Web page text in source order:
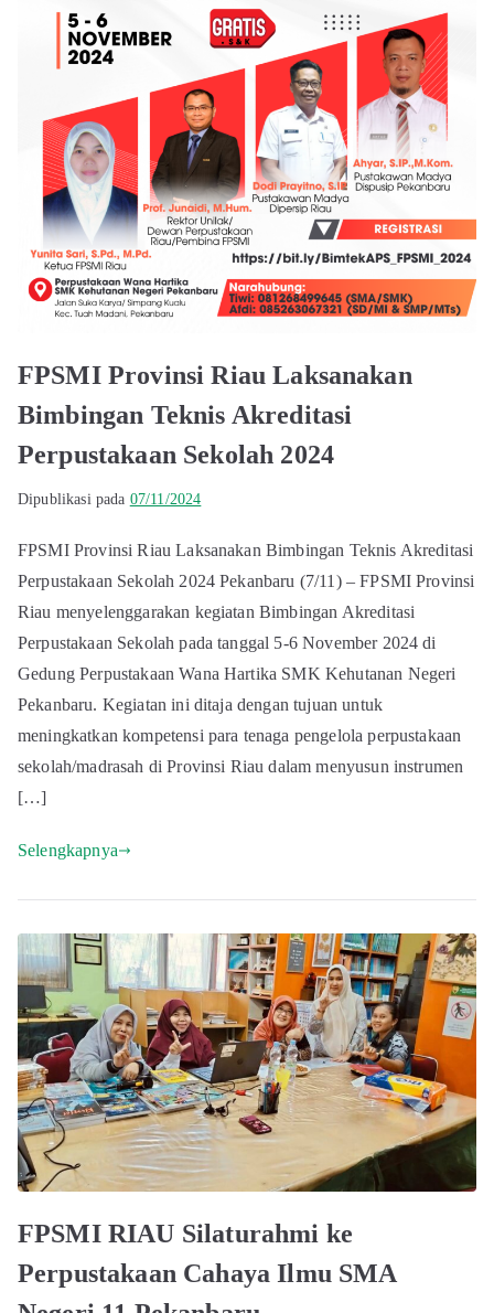
FPSMI Provinsi Riau Laksanakan
Bimbingan Teknis Akreditasi
Perpustakaan Sekolah 2024
Dipublikasi pada 07/11/2024
FPSMI Provinsi Riau Laksanakan Bimbingan Teknis Akreditasi
Perpustakaan Sekolah 2024 Pekanbaru (7/11) – FPSMI Provinsi
Riau menyelenggarakan kegiatan Bimbingan Akreditasi
Perpustakaan Sekolah pada tanggal 5-6 November 2024 di
Gedung Perpustakaan Wana Hartika SMK Kehutanan Negeri
Pekanbaru. Kegiatan ini ditaja dengan tujuan untuk
meningkatkan kompetensi para tenaga pengelola perpustakaan
sekolah/madrasah di Provinsi Riau dalam menyusun instrumen
[…]
Selengkapnya
FPSMI RIAU Silaturahmi ke
Perpustakaan Cahaya Ilmu SMA